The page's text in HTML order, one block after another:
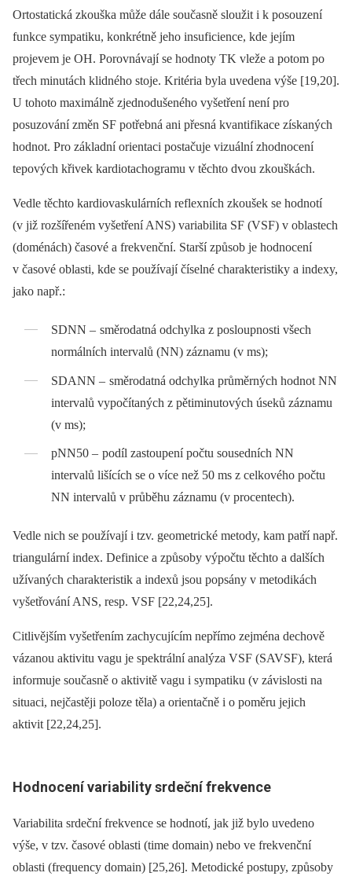
Ortostatická zkouška může dále současně sloužit i k posouzení
funkce sympatiku, konkrétně jeho insuficience, kde jejím
projevem je OH. Porovnávají se hodnoty TK vleže a potom po
třech minutách klidného stoje. Kritéria byla uvedena výše [19,20].
U tohoto maximálně zjednodušeného vyšetření není pro
posuzování změn SF potřebná ani přesná kvantifikace získaných
hodnot. Pro základní orientaci postačuje vizuální zhodnocení
tepových křivek kardiotachogramu v těchto dvou zkouškách.
Vedle těchto kardiovaskulárních reflexních zkoušek se hodnotí
(v již rozšířeném vyšetření ANS) variabilita SF (VSF) v oblastech
(doménách) časové a frekvenční. Starší způsob je hodnocení
v časové oblasti, kde se používají číselné charakteristiky a indexy,
jako např.:
SDNN – směrodatná odchylka z posloupnosti všech
normálních intervalů (NN) záznamu (v ms);
SDANN – směrodatná odchylka průměrných hodnot NN
intervalů vypočítaných z pětiminutových úseků záznamu
(v ms);
pNN50 – podíl zastoupení počtu sousedních NN
intervalů lišících se o více než 50 ms z celkového počtu
NN intervalů v průběhu záznamu (v procentech).
Vedle nich se používají i tzv. geometrické metody, kam patří např.
triangulární index. Definice a způsoby výpočtu těchto a dalších
užívaných charakteristik a indexů jsou popsány v metodikách
vyšetřování ANS, resp. VSF [22,24,25].
Citlivějším vyšetřením zachycujícím nepřímo zejména dechově
vázanou aktivitu vagu je spektrální analýza VSF (SAVSF), která
informuje současně o aktivitě vagu i sympatiku (v závislosti na
situaci, nejčastěji poloze těla) a orientačně i o poměru jejich
aktivit [22,24,25].
Hodnocení variability srdeční frekvence
Variabilita srdeční frekvence se hodnotí, jak již bylo uvedeno
výše, v tzv. časové oblasti (time domain) nebo ve frekvenční
oblasti (frequency domain) [25,26]. Metodické postupy, způsoby